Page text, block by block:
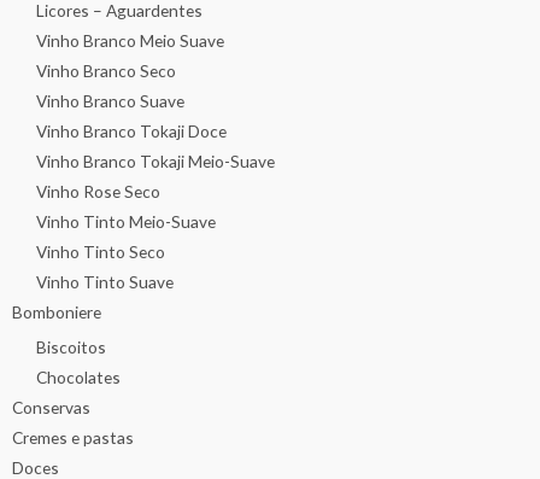
Licores – Aguardentes
Vinho Branco Meio Suave
Vinho Branco Seco
Vinho Branco Suave
Vinho Branco Tokaji Doce
Vinho Branco Tokaji Meio-Suave
Vinho Rose Seco
Vinho Tinto Meio-Suave
Vinho Tinto Seco
Vinho Tinto Suave
Bomboniere
Biscoitos
Chocolates
Conservas
Cremes e pastas
Doces